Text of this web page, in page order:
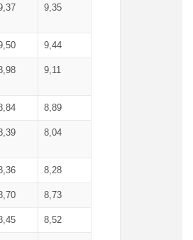
9,35
9,44
9,11
8,89
8,04
8,28
8,73
8,52